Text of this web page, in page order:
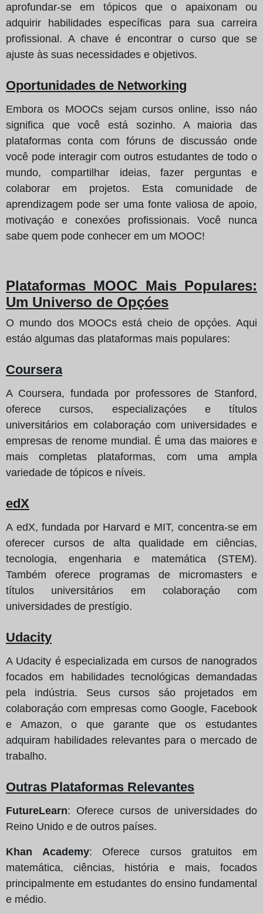
aprofundar-se em tópicos que o apaixonam ou
adquirir habilidades específicas para sua carreira
profissional. A chave é encontrar o curso que se
ajuste às suas necessidades e objetivos.
Oportunidades de Networking
Embora os MOOCs sejam cursos online, isso náo
significa que você está sozinho. A maioria das
plataformas conta com fóruns de discussáo onde
você pode interagir com outros estudantes de todo o
mundo, compartilhar ideias, fazer perguntas e
colaborar em projetos. Esta comunidade de
aprendizagem pode ser uma fonte valiosa de apoio,
motivaçáo e conexóes profissionais. Você nunca
sabe quem pode conhecer em um MOOC!
Plataformas MOOC Mais Populares:
Um Universo de Opçóes
O mundo dos MOOCs está cheio de opçóes. Aqui
estáo algumas das plataformas mais populares:
Coursera
A Coursera, fundada por professores de Stanford,
oferece cursos, especializaçóes e títulos
universitários em colaboraçáo com universidades e
empresas de renome mundial. É uma das maiores e
mais completas plataformas, com uma ampla
variedade de tópicos e níveis.
edX
A edX, fundada por Harvard e MIT, concentra-se em
oferecer cursos de alta qualidade em ciências,
tecnologia, engenharia e matemática (STEM).
Também oferece programas de micromasters e
títulos universitários em colaboraçáo com
universidades de prestígio.
Udacity
A Udacity é especializada em cursos de nanogrados
focados em habilidades tecnológicas demandadas
pela indústria. Seus cursos sáo projetados em
colaboraçáo com empresas como Google, Facebook
e Amazon, o que garante que os estudantes
adquiram habilidades relevantes para o mercado de
trabalho.
Outras Plataformas Relevantes
FutureLearn: Oferece cursos de universidades do
Reino Unido e de outros países.
Khan Academy: Oferece cursos gratuitos em
matemática, ciências, história e mais, focados
principalmente em estudantes do ensino fundamental
e médio.